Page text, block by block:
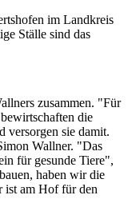
im Landkreis
Ställe sind das
zusammen. "Für
die
versorgen sie damit.
Wallner. "Das
für gesunde Tiere",
haben wir die
am Hof für den